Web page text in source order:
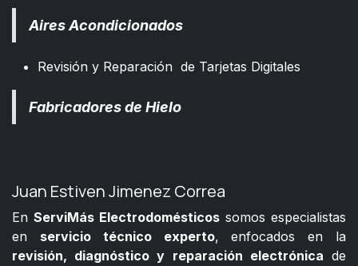
Aires Acondicionados
Revisión y Reparación de Tarjetas Digitales
Fabricadores de Hielo
Juan Estiven Jimenez Correa
En ServiMás Electrodomésticos somos especialistas
en servicio técnico experto, enfocados en la
revisión, diagnóstico y reparación electrónica de